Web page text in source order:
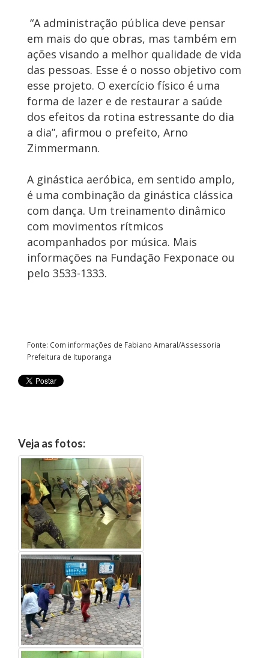
“A administração pública deve pensar
em mais do que obras, mas também em
ações visando a melhor qualidade de vida
das pessoas. Esse é o nosso objetivo com
esse projeto. O exercício físico é uma
forma de lazer e de restaurar a saúde
dos efeitos da rotina estressante do dia
a dia”, afirmou o prefeito, Arno
Zimmermann.
A ginástica aeróbica, em sentido amplo,
é uma combinação da ginástica clássica
com dança. Um treinamento dinâmico
com movimentos rítmicos
acompanhados por música. Mais
informações na Fundação Fexponace ou
pelo 3533-1333.
Fonte: Com informações de Fabiano Amaral/Assessoria
Prefeitura de Ituporanga
Veja as fotos: